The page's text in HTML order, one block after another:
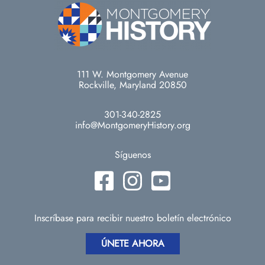
111 W. Montgomery Avenue
Rockville, Maryland 20850
301-340-2825
info@MontgomeryHistory.org
Síguenos
Inscríbase para recibir nuestro boletín electrónico
ÚNETE AHORA